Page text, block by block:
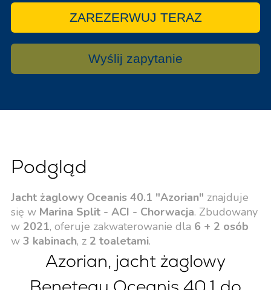
ZAREZERWUJ TERAZ
Wyślij zapytanie
Podgląd
Jacht żaglowy Oceanis 40.1 "Azorian" znajduje
się w Marina Split - ACI - Chorwacja. Zbudowany
w 2021, oferuje zakwaterowanie dla 6 + 2 osób
w 3 kabinach, z 2 toaletami.
Azorian, jacht żaglowy